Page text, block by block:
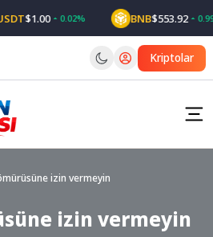
$1.00 0.02% BNB$553.92 0.99%
Kriptolar
izin vermeyin
izin vermeyin